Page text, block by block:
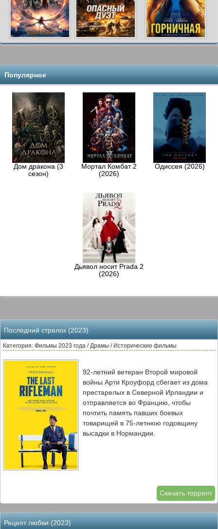
Популярное
Дом дракона (3
сезон)
Мортал Комбат 2
(2026)
Одиссея (2026)
Дьявол носит Prada 2
(2026)
Последний стрелок (2023)
Категория: Фильмы 2023 года / Драмы / Исторические фильмы
92-летний ветеран Второй мировой
войны Арти Кроуфорд сбегает из дома
престарелых в Северной Ирландии и
отправляется во Францию, чтобы
почтить память павших боевых
товарищей в 75-летнюю годовщину
высадки в Нормандии.
Скачать торрент
Рецепт любви (2023)